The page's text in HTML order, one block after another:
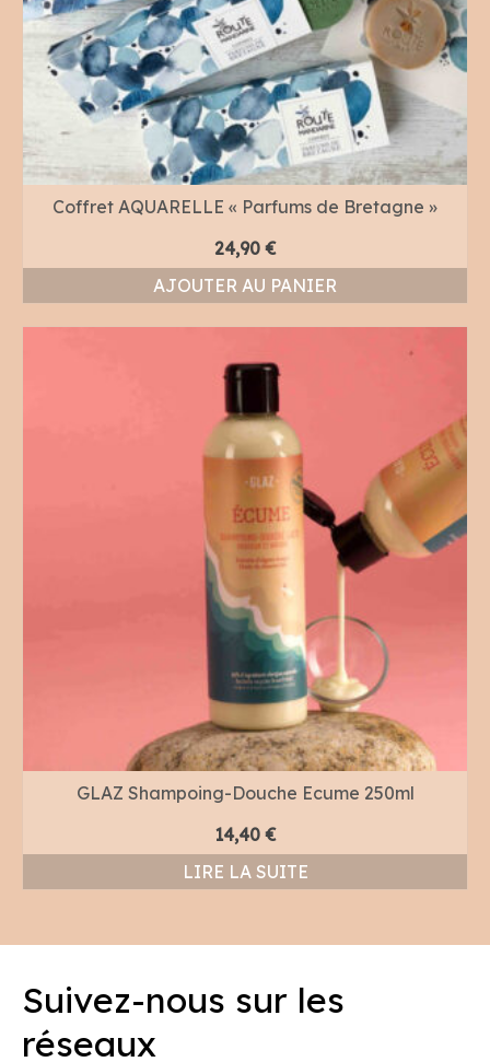
Coffret AQUARELLE « Parfums de Bretagne »
24,90 €
AJOUTER AU PANIER
GLAZ Shampoing-Douche Ecume 250ml
14,40 €
LIRE LA SUITE
Suivez-nous sur les
réseaux